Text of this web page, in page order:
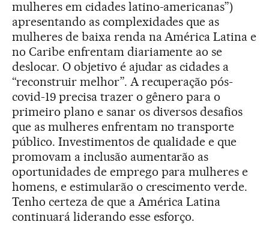
mulheres em cidades latino-americanas”)
apresentando as complexidades que as
mulheres de baixa renda na América Latina e
no Caribe enfrentam diariamente ao se
deslocar. O objetivo é ajudar as cidades a
“reconstruir melhor”. A recuperação pós-
covid-19 precisa trazer o gênero para o
primeiro plano e sanar os diversos desafios
que as mulheres enfrentam no transporte
público. Investimentos de qualidade e que
promovam a inclusão aumentarão as
oportunidades de emprego para mulheres e
homens, e estimularão o crescimento verde.
Tenho certeza de que a América Latina
continuará liderando esse esforço.